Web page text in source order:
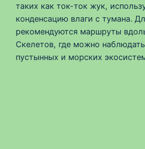
таких как ток-ток жук,
конденсацию влаги с тумана.
рекомендуются маршруты
Скелетов, где можно
пустынных и морских